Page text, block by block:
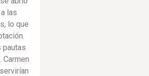
las
lo que
pautas
Carmen